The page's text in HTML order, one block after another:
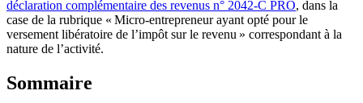
déclaration complémentaire des revenus n° 2042-C PRO, dans la
case de la rubrique « Micro-entrepreneur ayant opté pour le
versement libératoire de l’impôt sur le revenu » correspondant à la
nature de l’activité.
Sommaire